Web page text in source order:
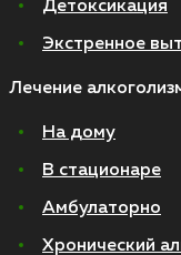
Детоксикация
Экстренное
Лечение
На дому
В стационаре
Амбулаторно
Хронический